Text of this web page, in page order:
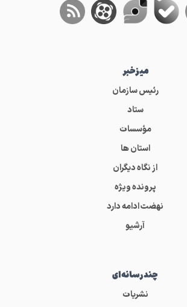
میز‌خبر
رئیس سازمان
ستاد
مؤسسات
استان ها
از نگاه دیگران
پرونده ویژه
نهضت ادامه دارد
آرشیو
چندرسانه‌ای
نشریات